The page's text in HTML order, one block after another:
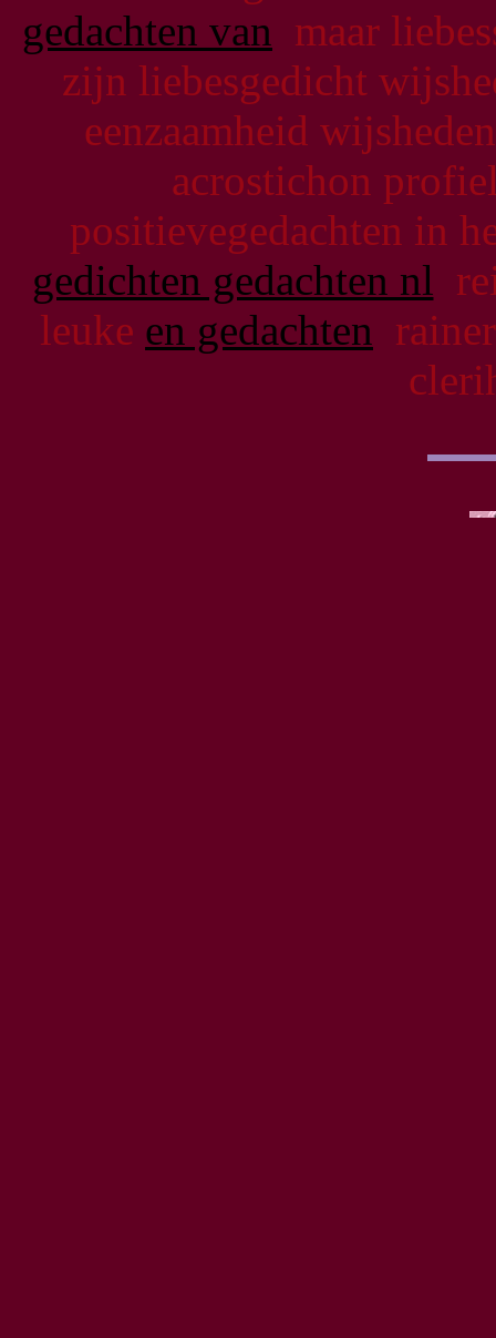
gedachten van maar
zijn liebesgedicht
eenzaamheid
acrostichon
positievegedachten in
gedichten gedachten nl
leuke en gedachten